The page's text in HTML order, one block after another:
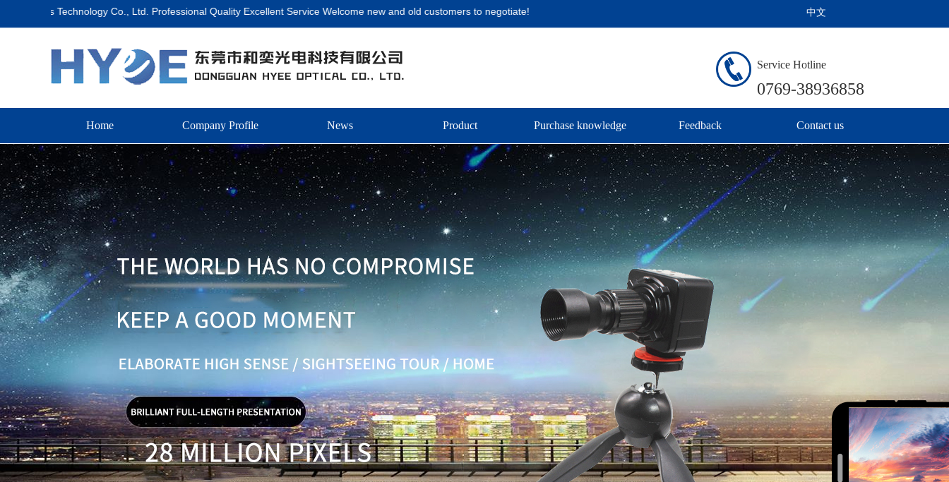
Home Company Profile News Product Purchase knowledge Feedback Contact us
Service Hotline
0769-38936858
Technology Co., Ltd. Professional Quality Excellent Service Welcome new and old customers to negotiate! 中文